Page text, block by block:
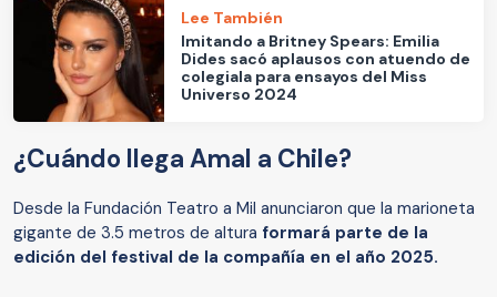
Lee También
Imitando a Britney Spears: Emilia
Dides sacó aplausos con atuendo de
colegiala para ensayos del Miss
Universo 2024
¿Cuándo llega Amal a Chile?
Desde la Fundación Teatro a Mil anunciaron que la marioneta
gigante de 3.5 metros de altura formará parte de la
edición del festival de la compañía en el año 2025.